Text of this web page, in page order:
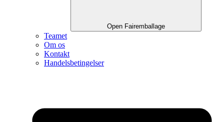
Open Fairemballage
Teamet
Om os
Kontakt
Handelsbetingelser